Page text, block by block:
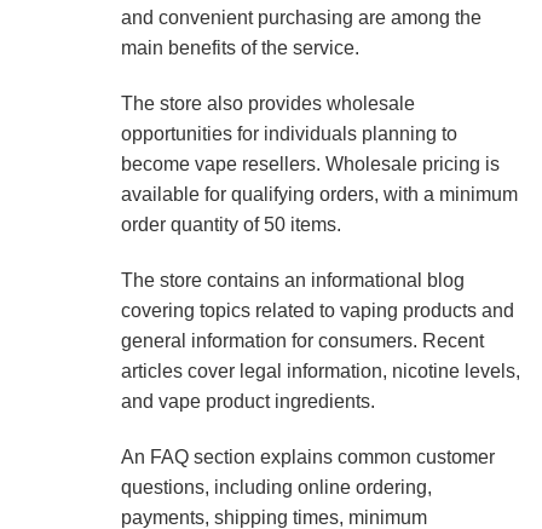
and convenient purchasing are among the
main benefits of the service.
The store also provides wholesale
opportunities for individuals planning to
become vape resellers. Wholesale pricing is
available for qualifying orders, with a minimum
order quantity of 50 items.
The store contains an informational blog
covering topics related to vaping products and
general information for consumers. Recent
articles cover legal information, nicotine levels,
and vape product ingredients.
An FAQ section explains common customer
questions, including online ordering,
payments, shipping times, minimum